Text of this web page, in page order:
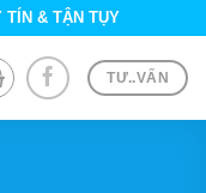
& TẬN TỤY
TƯ..VẤN